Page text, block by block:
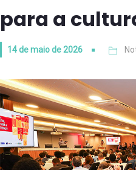
para a
14 de maio de 2026